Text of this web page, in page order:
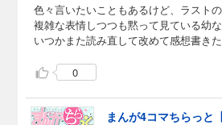
色々言いたいこともあるけど、ラスト
複雑な表情しつつも黙って見ている幼な
いつかまた読み直して改めて感想書きた
0
まんが4コマちらっと